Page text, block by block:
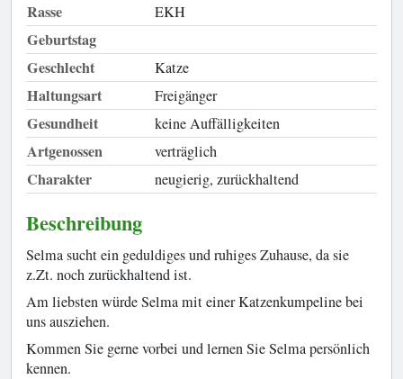
Rasse EKH
Geburtstag
Geschlecht
Katze
Haltungsart Freigänger
Gesundheit keine Auffälligkeiten
Artgenossen verträglich
Charakter neugierig, zurückhaltend
Beschreibung
Selma sucht ein geduldiges und ruhiges Zuhause, da sie
z.Zt. noch zurückhaltend ist.
Am liebsten würde Selma mit einer Katzenkumpeline bei
uns ausziehen.
Kommen Sie gerne vorbei und lernen Sie Selma persönlich
kennen.